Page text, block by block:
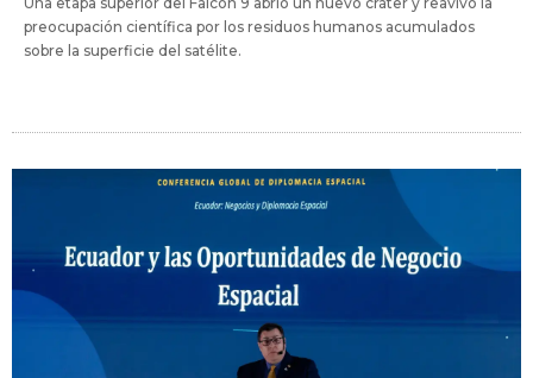
preocupación científica por los residuos humanos acumulados
sobre la superficie del satélite.